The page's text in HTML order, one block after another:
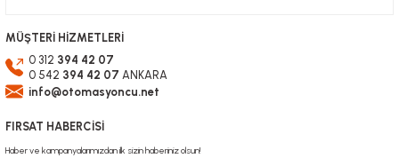
MÜŞTERİ HİZMETLERİ
0 312 394 42 07
0 542 394 42 07 ANKARA
info@otomasyoncu.net
FIRSAT HABERCİSİ
Haber ve kampanyalarımızdan ilk sizin haberiniz olsun!